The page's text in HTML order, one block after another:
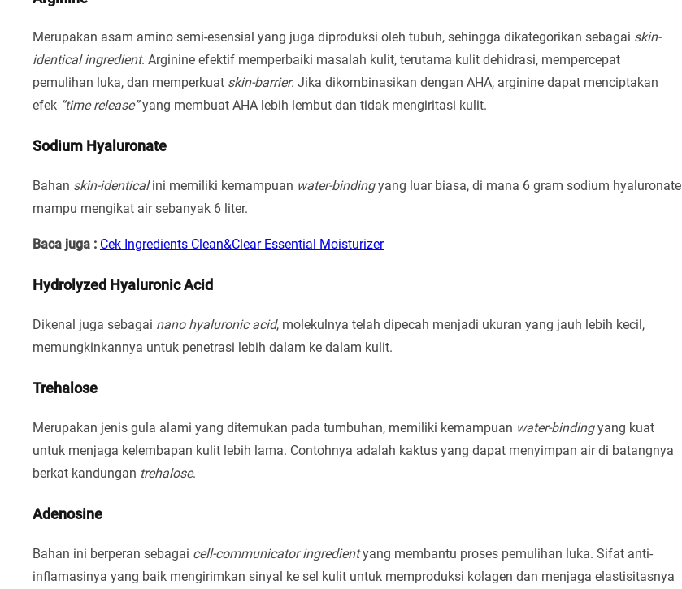
Merupakan asam amino semi-esensial yang juga diproduksi oleh tubuh, sehingga dikategorikan sebagai skin-
identical ingredient. Arginine efektif memperbaiki masalah kulit, terutama kulit dehidrasi, mempercepat
pemulihan luka, dan memperkuat skin-barrier. Jika dikombinasikan dengan AHA, arginine dapat menciptakan
efek “time release”yang membuat AHA lebih lembut dan tidak mengiritasi kulit.
Sodium Hyaluronate
Bahan skin-identicalini memiliki kemampuan water-bindingyang luar biasa, di mana 6 gram sodium hyaluronate
mampu mengikat air sebanyak 6 liter.
Baca juga : Cek Ingredients Clean&Clear Essential Moisturizer
Hydrolyzed Hyaluronic Acid
Dikenal juga sebagai nano hyaluronic acid, molekulnya telah dipecah menjadi ukuran yang jauh lebih kecil,
memungkinkannya untuk penetrasi lebih dalam ke dalam kulit.
Trehalose
Merupakan jenis gula alami yang ditemukan pada tumbuhan, memiliki kemampuan water-bindingyang kuat
untuk menjaga kelembapan kulit lebih lama. Contohnya adalah kaktus yang dapat menyimpan air di batangnya
berkat kandungan trehalose.
Adenosine
Bahan ini berperan sebagai cell-communicator ingredientyang membantu proses pemulihan luka. Sifat anti-
inflamasinya yang baik mengirimkan sinyal ke sel kulit untuk memproduksi kolagen dan menjaga elastisitasnya